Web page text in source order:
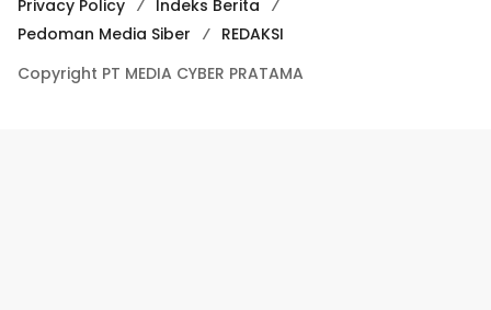
Privacy Policy
Indeks Berita
Pedoman Media Siber
REDAKSI
Copyright PT MEDIA CYBER PRATAMA